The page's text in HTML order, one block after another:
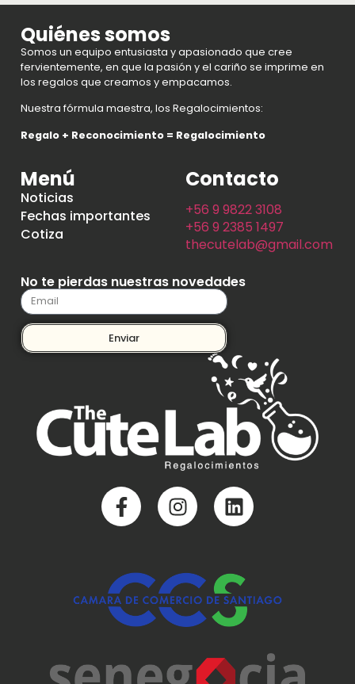
Quiénes somos
Somos un equipo entusiasta y apasionado que cree
fervientemente, en que la pasión y el cariño se imprime en
los regalos que creamos y empacamos.
Nuestra fórmula maestra, los Regalocimientos:
Regalo + Reconocimiento = Regalocimiento
Menú
Noticias
Fechas importantes
Cotiza
Contacto
+56 9 9822 3108
+56 9 2385 1497
thecutelab@gmail.com
No te pierdas nuestras novedades
Enviar